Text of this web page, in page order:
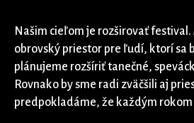
Našim cieľom je rozširovať
obrovský priestor pre ľudí, ktorí sa
plánujeme rozšíriť tanečné,
Rovnako by sme radi zväčšili aj
predpokladáme, že každým